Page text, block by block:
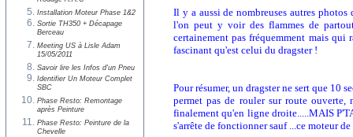
Installation Moteur Phase 1&2
Sortie TH350 + Décapage
Berceau
Meeting US à Lisle Adam
15/05/2011
Savoir lire les Infos d'un Pneu
Identifier Un Moteur Complet
SBC
Phase Resto: Remontage
après Peinture
Phase Resto: Peinture de la
Chevelle
Il y a aussi de nombreuses autres
l'on peut y voir des flammes de
certainement pas fréquemment mais qui
fascinant qu'est celui du dragster !
Pour résumer, un dragster ne sert que 10
permet pas de rouler sur route
finalement qu'en ligne droite.....MAIS
s'arrête de fonctionner sauf ...ce moteur